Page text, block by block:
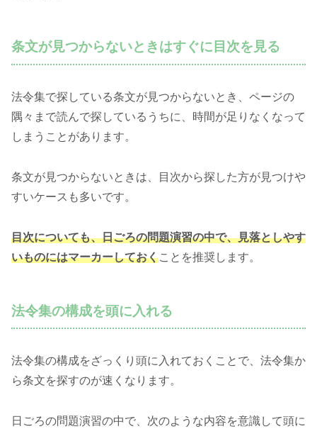
条文が見つからないときはすぐに目次を見る
法令集で探している条文が見つからないとき、ページの
隅々まで読んで探しているうちに、時間が足りなくなって
しまうことがあります。
条文が見つからないときは、目次から探した方が見つけや
すいケースも多いです。
目次についても、日ごろの問題演習の中で、見落としやす
いものにはマーカーしておくことを推奨します。
法令集の構成を頭に入れる
法令集の構成をざっくり頭に入れておくことで、法令集か
ら条文を探すのが速くなります。
日ごろの問題演習の中で、次のような内容を意識して頭に